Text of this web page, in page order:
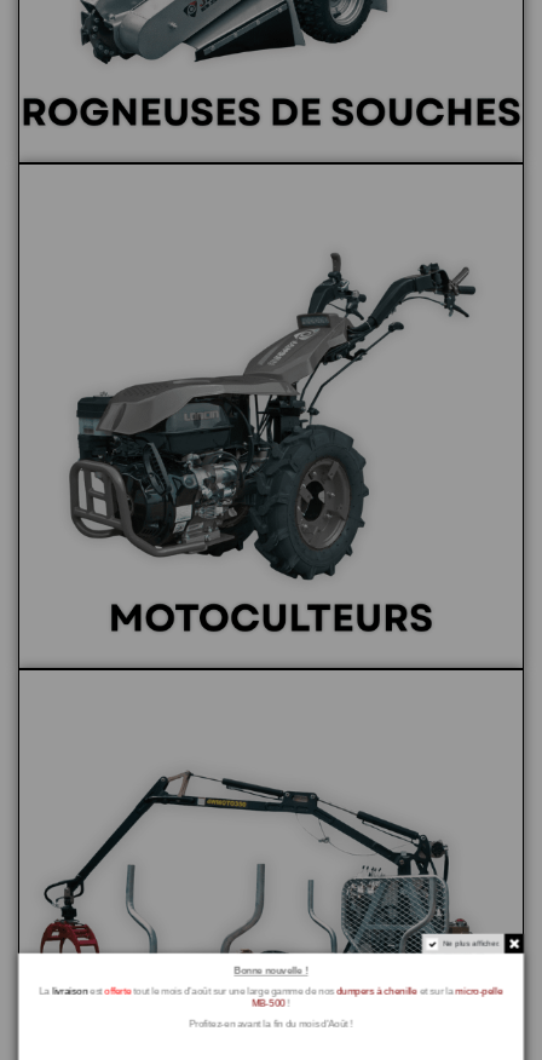
Ne plus afficher.
Bonne nouvelle !
La livraisonestoffertetout le mois d’août sur une large gamme de nosdumpers à chenille et sur lamicro-pelle
MB-500!
Profitez-en avant la fin du mois d'Août !